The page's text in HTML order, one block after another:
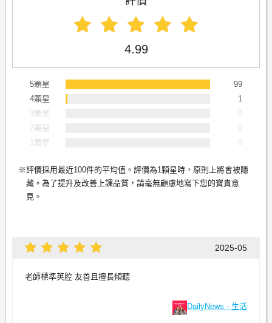
4.99
5顆星
99
4顆星
1
3顆星
0
2顆星
0
1顆星
0
評價採用最近100件的平均值。評價為1顆星時，原則上將會被隱
藏。為了提升及改善上課品質，請毫無顧慮地寫下您的寶貴意
見。
2025-05
老師標準英腔 友善且擅長傾聽
DailyNews - 生活